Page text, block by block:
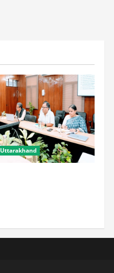
Uttarakhand